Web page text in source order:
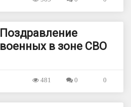
Поздравление
военных в зоне СВО
0
0
481